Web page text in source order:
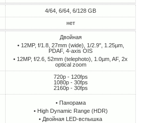
4/64, 6/64, 6/128 GB
нет
Двойная
• 12MP, f/1.8, 27mm (wide), 1/2.9", 1.25µm,
PDAF, 4-axis OIS
• 12MP, f/2.6, 52mm (telephoto), 1.0µm, AF, 2x
optical zoom
720p - 120fps
1080p - 30fps
2160p - 30fps
• Панорама
• High Dynamic Range (HDR)
• Двойная LED-вспышка